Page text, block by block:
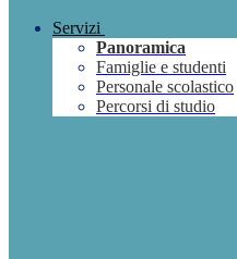
Servizi
Panoramica
Famiglie e studenti
Personale scolastico
Percorsi di studio